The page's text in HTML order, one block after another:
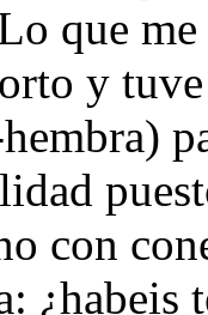
que
y
con
¿habeis